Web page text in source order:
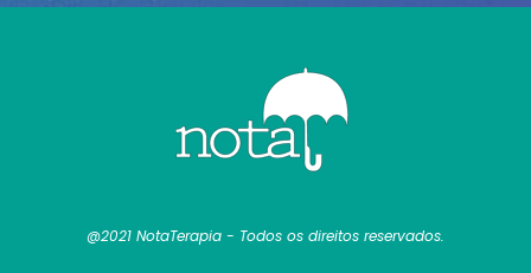
@2021 NotaTerapia - Todos os direitos reservados.